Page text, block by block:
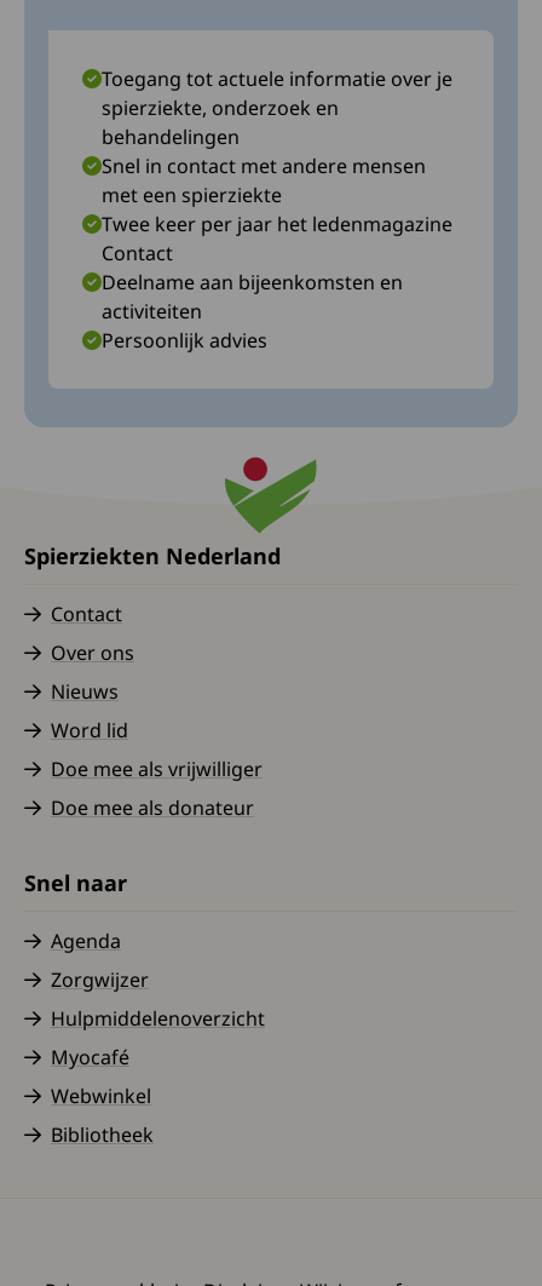
Toegang tot actuele informatie over je
spierziekte, onderzoek en
behandelingen
Snel in contact met andere mensen
met een spierziekte
Twee keer per jaar het ledenmagazine
Contact
Deelname aan bijeenkomsten en
activiteiten
Persoonlijk advies
Spierziekten Nederland
Contact
Over ons
Nieuws
Word lid
Doe mee als vrijwilliger
Doe mee als donateur
Snel naar
Agenda
Zorgwijzer
Hulpmiddelenoverzicht
Myocafé
Webwinkel
Bibliotheek